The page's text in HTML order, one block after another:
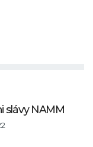
slávy NAMM